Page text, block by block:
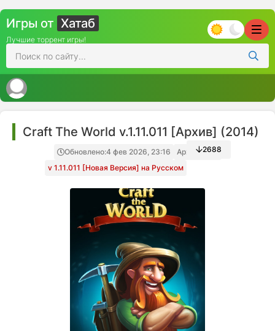
Игры от Хатаб
Лучшие торрент игры!
Craft The World v.1.11.011 [Архив] (2014)
Обновлено:4 фев 2026, 23:16
Архив игры
v 1.11.011 [Новая Версия] на Русском
2688